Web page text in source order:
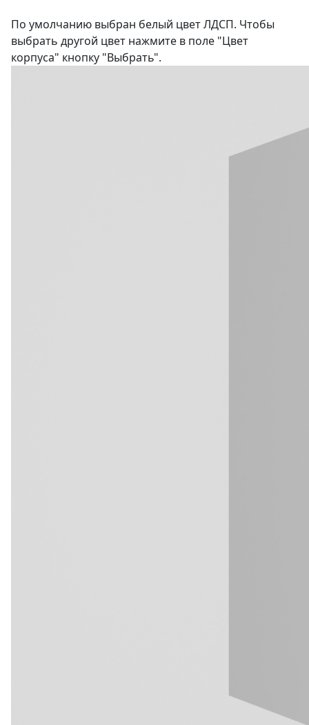
По умолчанию выбран белый цвет ЛДСП. Чтобы
выбрать другой цвет нажмите в поле "Цвет
корпуса" кнопку "Выбрать".